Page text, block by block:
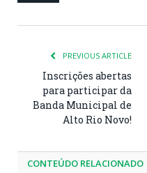
PREVIOUS ARTICLE
Inscrições abertas
para participar da
Banda Municipal de
Alto Rio Novo!
CONTEÚDO RELACIONADO